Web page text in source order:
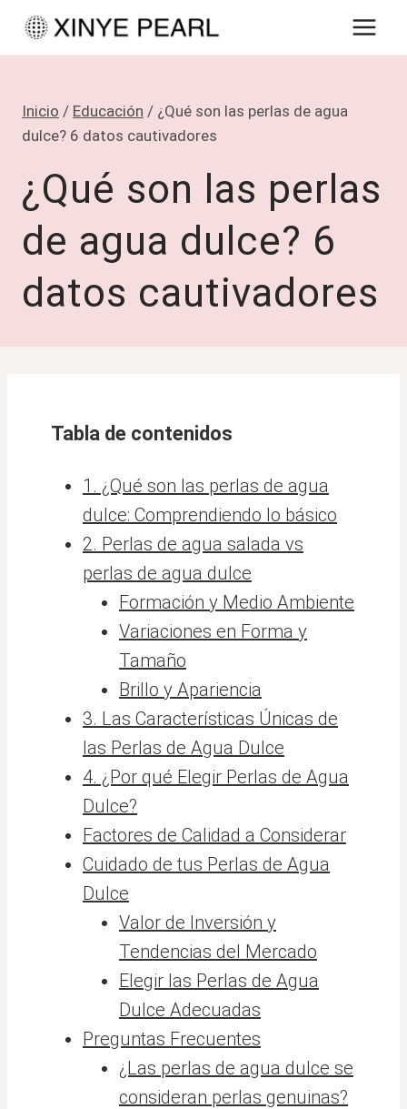
Saltar
Inicio / Educación / ¿Qué son las perlas de agua
dulce? 6 datos cautivadores
¿Qué son las perlas
de agua dulce? 6
datos cautivadores
Tabla de contenidos
1. ¿Qué son las perlas de agua
dulce: Comprendiendo lo básico
2. Perlas de agua salada vs
perlas de agua dulce
Formación y Medio Ambiente
Variaciones en Forma y
Tamaño
Brillo y Apariencia
3. Las Características Únicas de
las Perlas de Agua Dulce
4. ¿Por qué Elegir Perlas de Agua
Dulce?
Factores de Calidad a Considerar
Cuidado de tus Perlas de Agua
Dulce
Valor de Inversión y
Tendencias del Mercado
Elegir las Perlas de Agua
Dulce Adecuadas
Preguntas Frecuentes
¿Las perlas de agua dulce se
consideran perlas genuinas?